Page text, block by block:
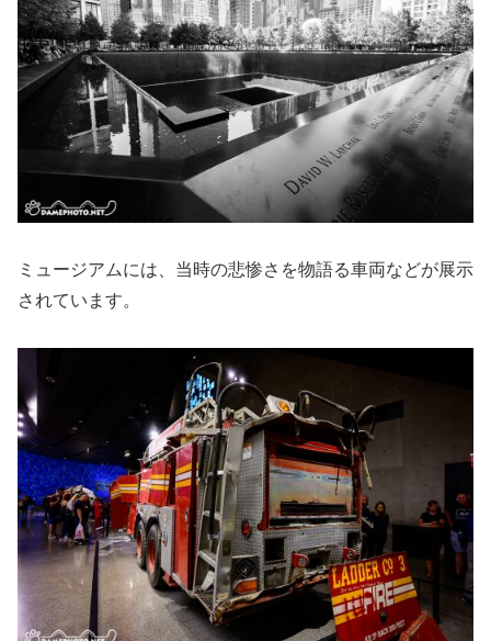
ミュージアムには、当時の悲惨さを物語る車両などが展示
されています。